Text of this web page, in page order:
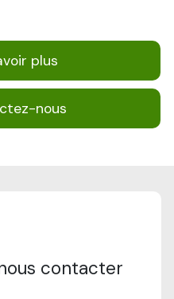
plus
nous
contacter